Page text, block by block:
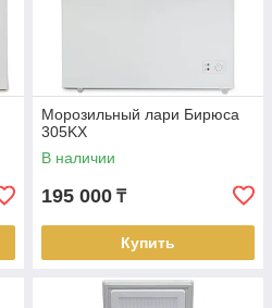
Морозильный лари Бирюса
305KX
В наличии
195 000 ₸
Купить